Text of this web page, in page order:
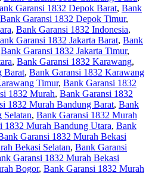
Garansi 1832 Depok Barat, Bank
Bank Garansi 1832 Depok Timur,
, Bank Garansi 1832 Indonesia,
Garansi 1832 Jakarta Barat, Bank
Bank Garansi 1832 Jakarta Timur,
, Bank Garansi 1832 Karawang,
Barat, Bank Garansi 1832 Karawang
Timur, Bank Garansi 1832
1832 Murah, Bank Garansi 1832
1832 Murah Bandung Barat, Bank
Selatan, Bank Garansi 1832 Murah
1832 Murah Bandung Utara, Bank
Garansi 1832 Murah Bekasi
Bekasi Selatan, Bank Garansi
Garansi 1832 Murah Bekasi
Bogor, Bank Garansi 1832 Murah